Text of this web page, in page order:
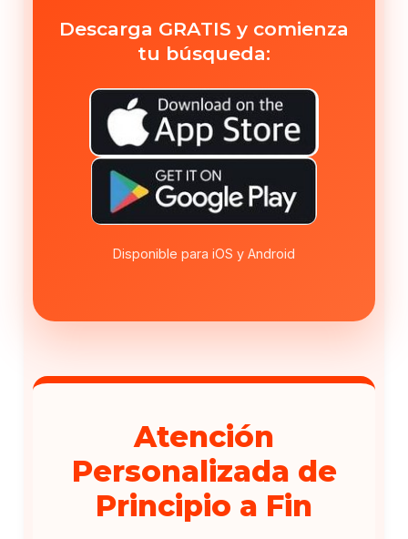
Descarga GRATIS y comienza
tu búsqueda:
Disponible para iOS y Android
Atención
Personalizada de
Principio a Fin